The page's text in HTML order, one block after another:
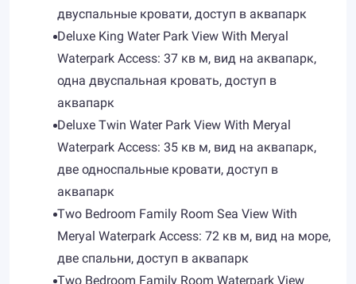
двуспальные кровати, доступ в аквапарк
Deluxe King Water Park View With Meryal
Waterpark Access: 37 кв м, вид на аквапарк,
одна двуспальная кровать, доступ в
аквапарк
Deluxe Twin Water Park View With Meryal
Waterpark Access: 35 кв м, вид на аквапарк,
две односпальные кровати, доступ в
аквапарк
Two Bedroom Family Room Sea View With
Meryal Waterpark Access: 72 кв м, вид на море,
две спальни, доступ в аквапарк
Two Bedroom Family Room Waterpark View